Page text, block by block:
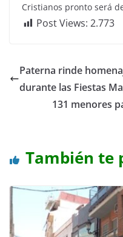
Cristianos pronto será
Post Views: 2.773
Paterna rinde
durante las Fiestas
131 menores
También te